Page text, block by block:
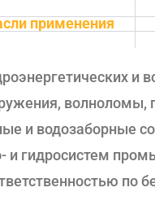
применения
и
волноломы,
и водозаборные
и гидросистем
по